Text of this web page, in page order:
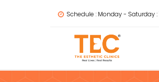
Schedule : Monday - Saturday :